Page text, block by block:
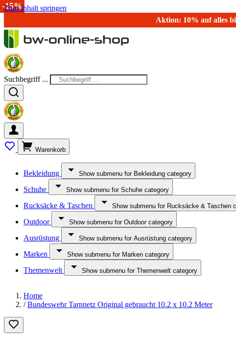
Zum Inhalt springen
Aktion: 10% auf alles
Suchbegriff ...
Warenkorb
Bekleidung Show submenu for Bekleidung category
Schuhe Show submenu for Schuhe category
Rucksäcke & Taschen Show submenu for Rucksäcke & Taschen
Outdoor Show submenu for Outdoor category
Ausrüstung Show submenu for Ausrüstung category
Marken Show submenu for Marken category
Themenwelt Show submenu for Themenwelt category
Home
/ Bundeswehr Tarnnetz Original gebraucht 10.2 x 10.2 Meter
-15%